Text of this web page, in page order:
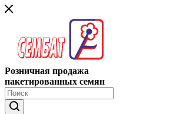
Розничная продажа
пакетированных семян